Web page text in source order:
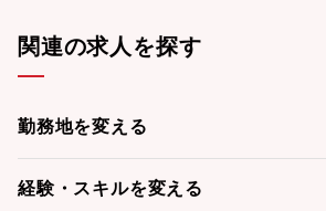
関連の求人を探す
勤務地を変える
経験・スキルを変える